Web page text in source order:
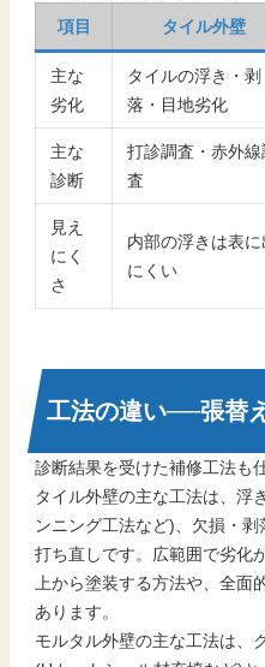
項目
タイル外壁
主な
劣化
タイルの浮き・剥
落・目地劣化
主な
診断
打診調査・赤外線
査
見え
にく
さ
内部の浮きは表に
にくい
工法の違い──張替
診断結果を受けた補修工法も
タイル外壁の主な工法は、浮
ンニング工法など)、欠損・
打ち直しです。広範囲で劣化
上から塗装する方法や、全面
あります。
モルタル外壁の主な工法は、